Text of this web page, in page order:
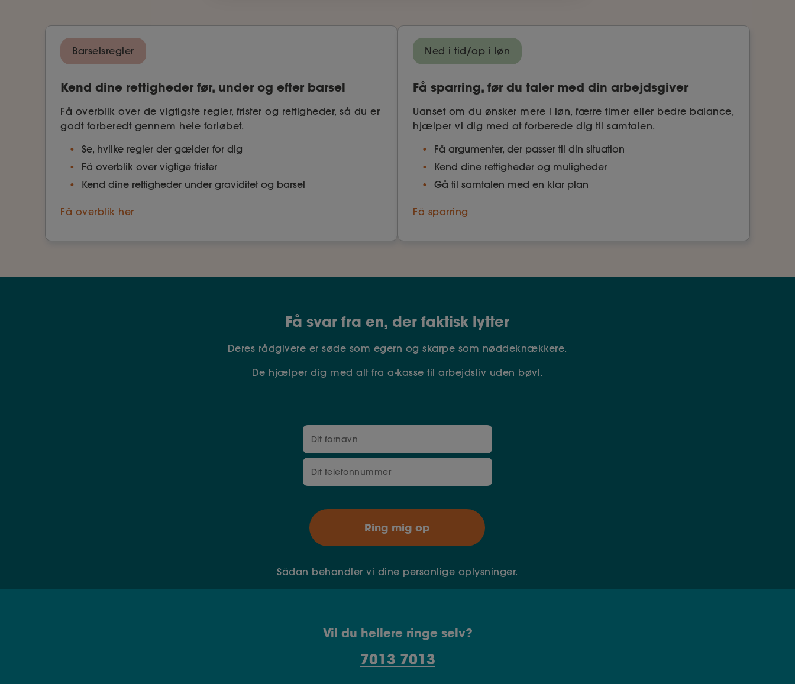
Barselsregler
Kend dine rettigheder før, under og efter barsel
Få overblik over de vigtigste regler, frister og rettigheder, så du er
godt forberedt gennem hele forløbet.
Se, hvilke regler der gælder for dig
Få overblik over vigtige frister
Kend dine rettigheder under graviditet og barsel
Få overblik her
Ned i tid/op i løn
Få sparring, før du taler med din arbejdsgiver
Uanset om du ønsker mere i løn, færre timer eller bedre balance,
hjælper vi dig med at forberede dig til samtalen.
Få argumenter, der passer til din situation
Kend dine rettigheder og muligheder
Gå til samtalen med en klar plan
Få sparring
Få svar fra en, der faktisk lytter
Deres rådgivere er søde som egern og skarpe som nøddeknækkere.
De hjælper dig med alt fra a-kasse til arbejdsliv uden bøvl.
Sådan behandler vi dine personlige oplysninger.
Vil du hellere ringe selv?
7013 7013